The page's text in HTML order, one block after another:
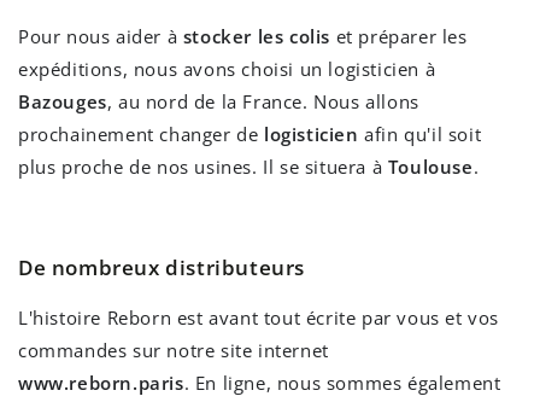
Pour nous aider à stocker les colis et préparer les
expéditions, nous avons choisi un logisticien à
Bazouges, au nord de la France. Nous allons
prochainement changer de logisticien afin qu'il soit
plus proche de nos usines. Il se situera à Toulouse.
De nombreux distributeurs
L'histoire Reborn est avant tout écrite par vous et vos
commandes sur notre site internet
www.reborn.paris. En ligne, nous sommes également